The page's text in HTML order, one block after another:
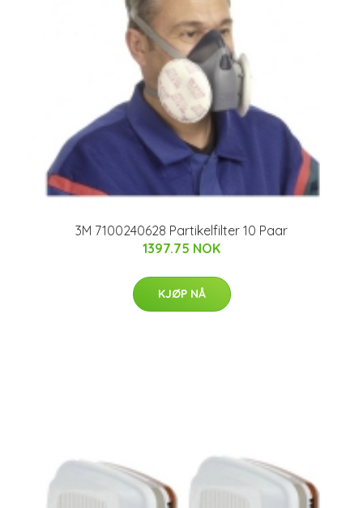
3M 7100240628 Partikelfilter 10 Paar
1397.75 NOK
KJØP NÅ